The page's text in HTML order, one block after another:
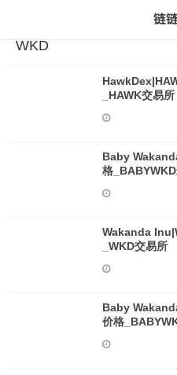
WKD
_HAWK交易所
Baby
格
Wakanda
_WKD交易所
Baby
价格